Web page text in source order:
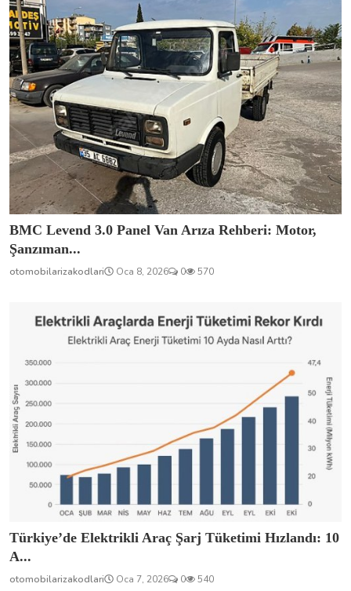
BMC Levend 3.0 Panel Van Arıza Rehberi: Motor,
Şanzıman...
otomobilarizakodlari Oca 8, 2026 0 570
Türkiye’de Elektrikli Araç Şarj Tüketimi Hızlandı: 10
A...
otomobilarizakodlari Oca 7, 2026 0 540